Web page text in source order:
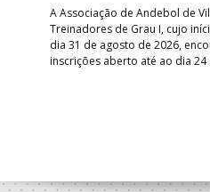
A Associação de Andebol de
Treinadores de Grau I, cujo
dia 31 de agosto de 2026,
inscrições aberto até ao dia